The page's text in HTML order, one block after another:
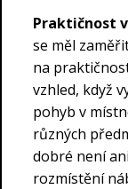
Praktičnost
se měl
na
vzhled, když
pohyb v
různých
dobré není
rozmístění